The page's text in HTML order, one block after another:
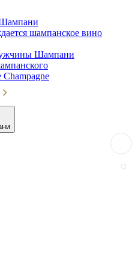
шампанское вино
Шампани